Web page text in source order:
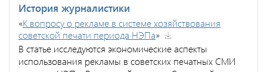
История журналистики
«К вопросу о рекламе в системе хозяйствования
советской печати периода НЭПа»
В статье исследуются экономические аспекты
использования рекламы в советских печатных СМИ